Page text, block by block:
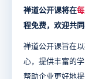
禅道公开课将在
程免费，欢迎共同
禅道公开课旨在
心，提供丰富的
帮助企业更好地提